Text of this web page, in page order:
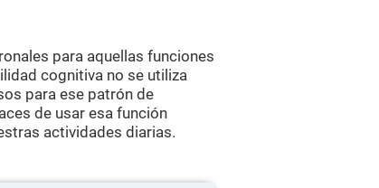
para aquellas funciones
cognitiva no se utiliza
para ese patrón de
de usar esa función
actividades diarias.